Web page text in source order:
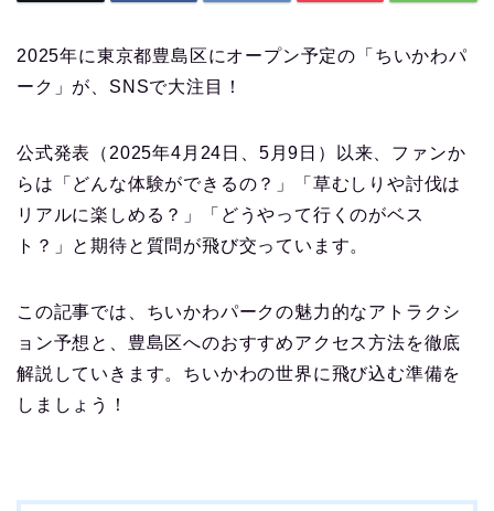
2025年に東京都豊島区にオープン予定の「ちいかわパ
ーク」が、SNSで大注目！
公式発表（2025年4月24日、5月9日）以来、ファンか
らは「どんな体験ができるの？」「草むしりや討伐は
リアルに楽しめる？」「どうやって行くのがベス
ト？」と期待と質問が飛び交っています。
この記事では、ちいかわパークの魅力的なアトラクシ
ョン予想と、豊島区へのおすすめアクセス方法を徹底
解説していきます。ちいかわの世界に飛び込む準備を
しましょう！